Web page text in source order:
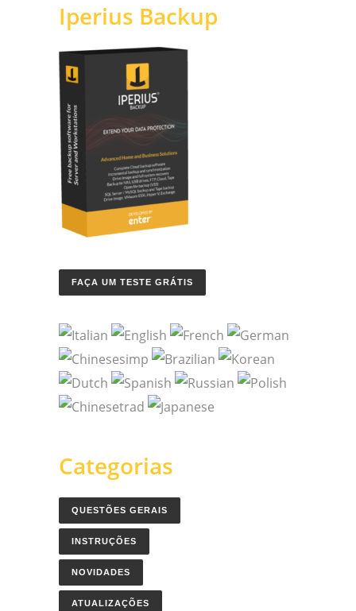
Iperius Backup
FAÇA UM TESTE GRÁTIS
Categorias
QUESTÕES GERAIS
INSTRUÇÕES
NOVIDADES
ATUALIZAÇÕES